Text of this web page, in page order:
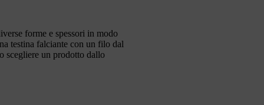
forme e spessori in modo
testina falciante con un filo dal
scegliere un prodotto dallo